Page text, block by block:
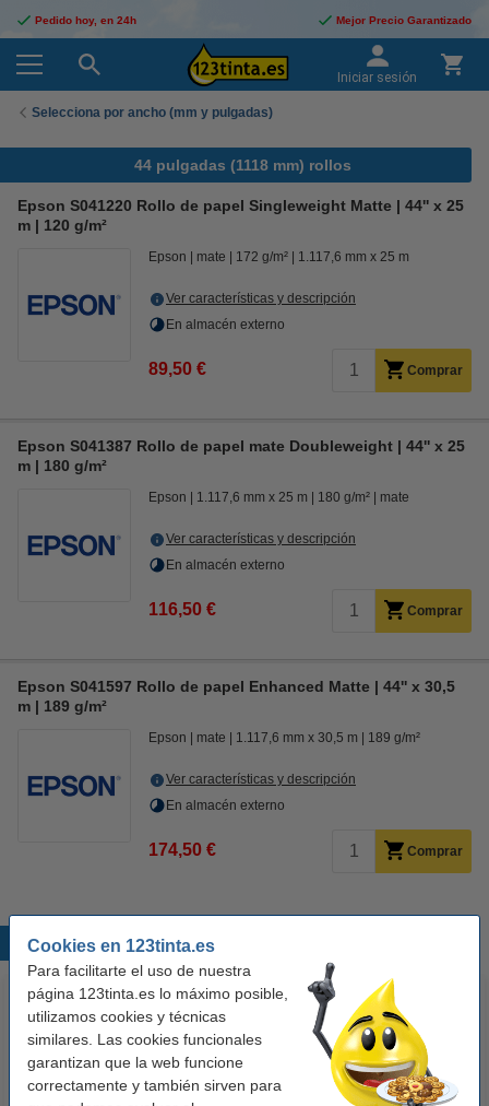
Cookies en 123tinta.es
Para facilitarte el uso de nuestra
página 123tinta.es lo máximo posible,
utilizamos cookies y técnicas
similares. Las cookies funcionales
garantizan que la web funcione
correctamente y también sirven para
Pedido hoy, en 24h Mejor Precio Garantizado
Iniciar sesión
Selecciona por ancho (mm y pulgadas)
44 pulgadas (1118 mm) rollos
Epson S041220 Rollo de papel Singleweight Matte | 44'' x 25
m | 120 g/m²
Epson mate 172 g/m² 1.117,6 mm x 25 m
Ver características y descripción
En almacén externo
89,50 € Comprar
Epson S041387 Rollo de papel mate Doubleweight | 44'' x 25
m | 180 g/m²
Epson 1.117,6 mm x 25 m 180 g/m² mate
Ver características y descripción
En almacén externo
116,50 € Comprar
Epson S041597 Rollo de papel Enhanced Matte | 44'' x 30,5
m | 189 g/m²
Epson mate 1.117,6 mm x 30,5 m 189 g/m²
Ver características y descripción
En almacén externo
174,50 € Comprar
Productos destacados